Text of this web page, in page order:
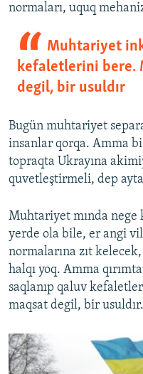
normaları, uquq
Muhtariyet
kefaletlerini bere.
degil, bir usuldır
Bugün muhtariyet
insanlar qorqa. Amma
topraqta Ukrayına
quvetleştirmeli, dep
Muhtariyet mında
yerde ola bile, er angi
normalarına zıt
halqı yoq. Amma
saqlanıp qaluv
maqsat degil, bir usuldır.